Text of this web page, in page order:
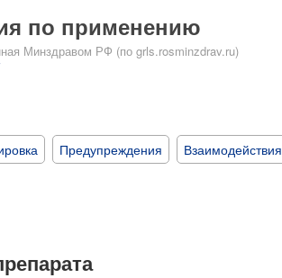
по применению
Минздравом РФ (по grls.rosminzdrav.ru)
Предупреждения Взаимодействия